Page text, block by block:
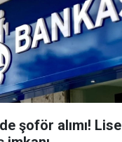
şoför alımı! Lise